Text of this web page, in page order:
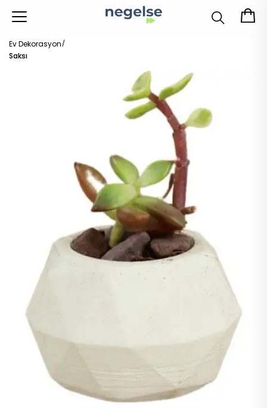
Ev Dekorasyon
Saksı